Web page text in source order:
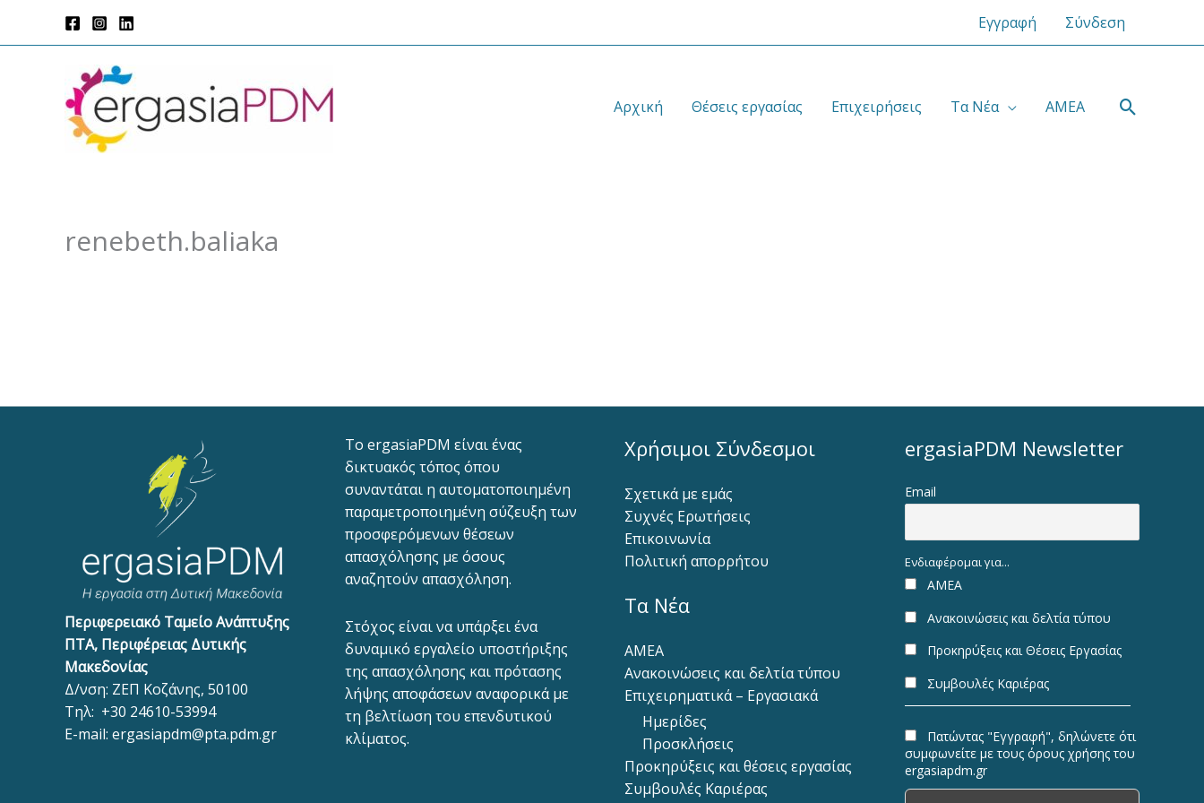
Εγγραφή Σύνδεση
Αρχική Θέσεις εργασίας Επιχειρήσεις Τα Νέα ΑΜΕΑ
renebeth.baliaka
Περιφερειακό Ταμείο Ανάπτυξης
ΠΤΑ, Περιφέρειας Δυτικής
Μακεδονίας
Δ/νση: ΖΕΠ Κοζάνης, 50100
Τηλ: +30 24610-53994
E-mail: ergasiapdm@pta.pdm.gr
To ergasiaPDM είναι ένας
δικτυακός τόπος όπου
συναντάται η αυτοματοποιημένη
παραμετροποιημένη σύζευξη των
προσφερόμενων θέσεων
απασχόλησης με όσους
αναζητούν απασχόληση.
Στόχος είναι να υπάρξει ένα
δυναμικό εργαλείο υποστήριξης
της απασχόλησης και πρότασης
λήψης αποφάσεων αναφορικά με
τη βελτίωση του επενδυτικού
κλίματος.
Χρήσιμοι Σύνδεσμοι
Σχετικά με εμάς
Συχνές Ερωτήσεις
Επικοινωνία
Πολιτική απορρήτου
Τα Νέα
ΑΜΕΑ
Ανακοινώσεις και δελτία τύπου
Επιχειρηματικά – Εργασιακά
Ημερίδες
Προσκλήσεις
Προκηρύξεις και θέσεις εργασίας
Συμβουλές Καριέρας
ergasiaPDM Newsletter
Email
Ενδιαφέρομαι για...
ΑΜΕΑ
Ανακοινώσεις και δελτία τύπου
Προκηρύξεις και Θέσεις Εργασίας
Συμβουλές Καριέρας
Πατώντας "Εγγραφή", δηλώνετε ότι
συμφωνείτε με τους όρους χρήσης του
ergasiapdm.gr